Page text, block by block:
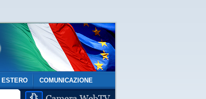
ESTERO COMUNICAZIONE